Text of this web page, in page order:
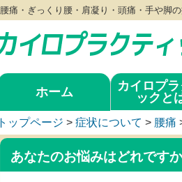
腰痛・ぎっくり腰・肩凝り・頭痛・手や脚
ホーム
カイロプ
ックと
トップページ > 症状について > 腰痛
あなたのお悩みはどれです